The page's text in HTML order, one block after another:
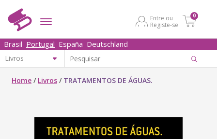
Entre ou
Registe-se
0
Brasil Portugal España Deutschland
Home / Livros / TRATAMENTOS DE ÁGUAS.